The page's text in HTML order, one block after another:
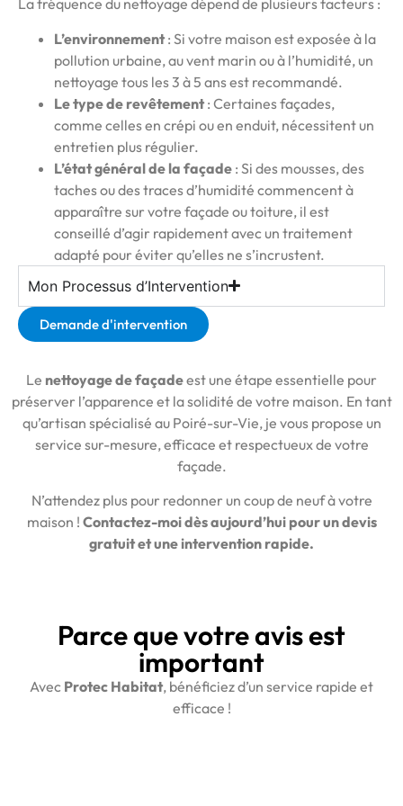
La fréquence du nettoyage dépend de plusieurs facteurs :
L’environnement : Si votre maison est exposée à la
pollution urbaine, au vent marin ou à l’humidité, un
nettoyage tous les 3 à 5 ans est recommandé.
Le type de revêtement : Certaines façades,
comme celles en crépi ou en enduit, nécessitent un
entretien plus régulier.
L’état général de la façade : Si des mousses, des
taches ou des traces d’humidité commencent à
apparaître sur votre façade ou toiture, il est
conseillé d’agir rapidement avec un traitement
adapté pour éviter qu’elles ne s’incrustent.
Mon Processus d’Intervention
Demande d'intervention
Le nettoyage de façadeest une étape essentielle pour
préserver l’apparence et la solidité de votre maison. En tant
qu’artisan spécialisé au Poiré-sur-Vie, je vous propose un
service sur-mesure, efficace et respectueux de votre
façade.
N’attendez plus pour redonner un coup de neuf à votre
maison ! Contactez-moi dès aujourd’hui pour un devis
gratuit et une intervention rapide.
Parce que votre avis est
important
Avec Protec Habitat, bénéficiez d’un service rapide et
efficace !